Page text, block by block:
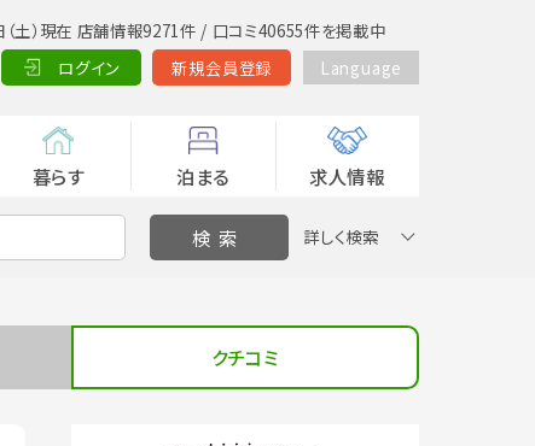
土）現在 店舗情報9271件 / 口コミ40655件を掲載中
ログイン
新規会員登録 Language
暮らす 泊まる 求人情報
詳しく検索
クチコミ